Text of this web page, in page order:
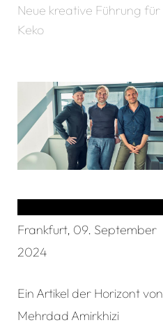
Neue kreative Führung für
Keko
Frankfurt, 09. September
2024
Ein Artikel der Horizont von
Mehrdad Amirkhizi